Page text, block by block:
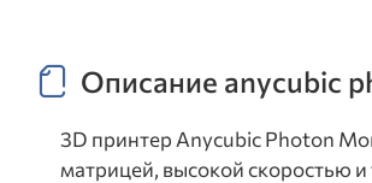
Описание anycubic
3D принтер Anycubic Photon
матрицей, высокой скоростью